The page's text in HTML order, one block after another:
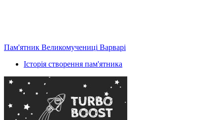
Пам'ятник Великомучениці Варварі
Історія створення пам'ятника